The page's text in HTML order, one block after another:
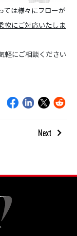
ては様々にフローが
軟にご対応いたしま
軽にご相談ください
Next